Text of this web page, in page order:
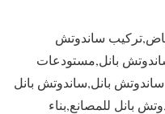
ساندوتش
بانل,مستودعات
بانل,ساندوتش بانل
بانل للمصانع,بناء